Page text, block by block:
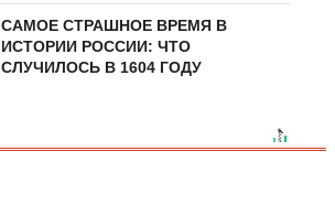
САМОЕ СТРАШНОЕ ВРЕМЯ В
ИСТОРИИ РОССИИ: ЧТО
СЛУЧИЛОСЬ В 1604 ГОДУ